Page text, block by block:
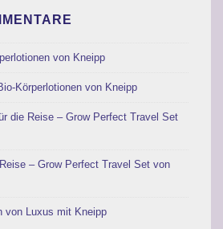
von Kneipp
Körperlotionen von Kneipp
die Reise – Grow Perfect Travel Set
– Grow Perfect Travel Set von
von Luxus mit Kneipp